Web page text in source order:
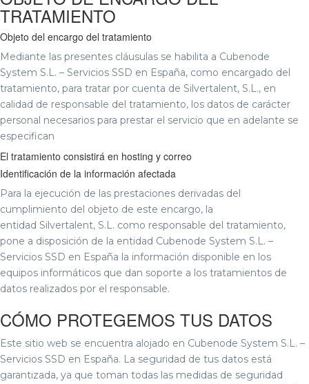
TRATAMIENTO
Objeto del encargo del tratamiento
Mediante las presentes cláusulas se habilita a Cubenode
System S.L. – Servicios SSD en España, como encargado del
tratamiento, para tratar por cuenta de Silvertalent, S.L., en
calidad de responsable del tratamiento, los datos de carácter
personal necesarios para prestar el servicio que en adelante se
especifican
El tratamiento consistirá en hosting y correo
Identificación de la información afectada
Para la ejecución de las prestaciones derivadas del
cumplimiento del objeto de este encargo, la
entidad Silvertalent, S.L. como responsable del tratamiento,
pone a disposición de la entidad Cubenode System S.L. –
Servicios SSD en España la información disponible en los
equipos informáticos que dan soporte a los tratamientos de
datos realizados por el responsable.
CÓMO PROTEGEMOS TUS DATOS
Este sitio web se encuentra alojado en Cubenode System S.L. –
Servicios SSD en España. La seguridad de tus datos está
garantizada, ya que toman todas las medidas de seguridad